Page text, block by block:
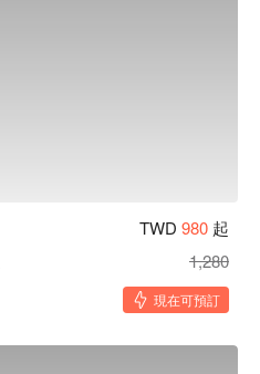
TWD 980 起
1,280
現在可預訂